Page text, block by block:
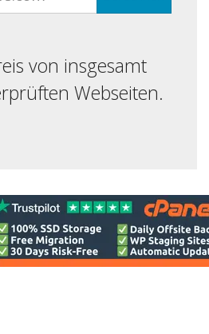
von insgesamt
Webseiten.